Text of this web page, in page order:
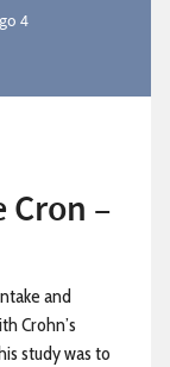
4
Cron –
and
Crohn’s
study was to